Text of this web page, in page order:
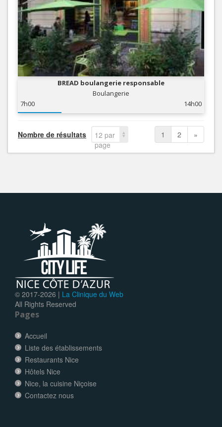
BREAD boulangerie responsable
Boulangerie
7h00
14h00
Nombre de résultats
12 par
page
1 2 »
© 2017-2026 | La Clinique du Web
All Rights Reserved
Pages
Accueil
Liste des établissements
Restaurants Nice
Hôtels Nice
Nice, la cuisine Niçoise
Contactez nous